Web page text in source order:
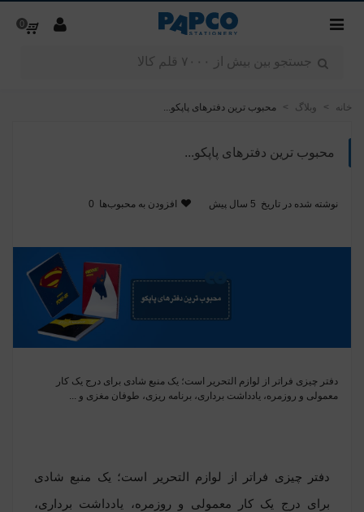
0
خانه > وبلاگ > محبوب ترین دفترهای پاپکو...
محبوب ترین دفترهای پاپکو...
نوشته شده در تاریخ 5 سال پیش افزودن به محبوب‌ها 0
دفتر چیزی فراتر از لوازم التحریر است؛ یک منبع شادی برای درج یک کار
معمولی و روزمره، یادداشت برداری، برنامه ریزی، طوفان مغزی و ...
دفتر چیزی فراتر از لوازم التحریر است؛ یک منبع شادی
برای درج یک کار معمولی و روزمره، یادداشت برداری،